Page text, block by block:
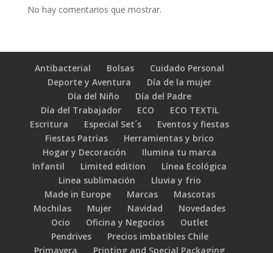
No hay comentarios que mostrar.
Antibacterial Bolsas
Cuidado Personal
Deporte y Aventura
Día de la mujer
Día del Niño
Día del Padre
Día del Trabajador
ECO
ECO TEXTIL
Escritura
Especial Set´s
Eventos y fiestas
Fiestas Patrias
Herramientas y brico
Hogar y Decoración
Ilumina tu marca
Infantil
Limited edition
Línea Ecológica
Linea sublimación
Lluvia y frio
Made in Europe
Marcas
Mascotas
Mochilas
Mujer Navidad
Novedades
Ocio
Oficina y Negocios
Outlet
Pendrives
Precios imbatibles Chile
Primavera
Printing and Special Packaging